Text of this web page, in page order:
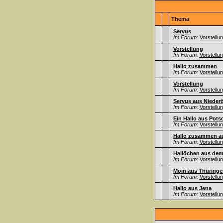
Thema
Servus
Im Forum:
Vorstellung
Im Forum:
Hallo zusammen
Im Forum:
Vorstellung
Im Forum:
Servus aus
Im Forum:
Ein Hallo aus
Im Forum:
Hallo zusammen
Im Forum:
Hallöchen aus
Im Forum:
Moin aus
Im Forum:
Hallo aus Jena
Im Forum: